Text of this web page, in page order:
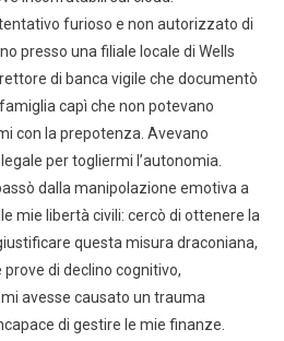
furioso e non autorizzato di
presso una filiale locale di Wells
di banca vigile che documentò
capì che non potevano
con la prepotenza. Avevano
per togliermi l’autonomia.
dalla manipolazione emotiva a
mie libertà civili: cercò di ottenere la
questa misura draconiana,
di declino cognitivo,
avesse causato un trauma
di gestire le mie finanze.